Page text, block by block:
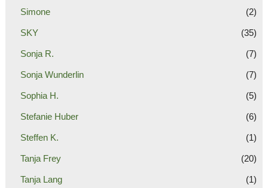
Simone (2)
SKY (35)
Sonja R. (7)
Sonja Wunderlin (7)
Sophia H. (5)
Stefanie Huber (6)
Steffen K. (1)
Tanja Frey (20)
Tanja Lang (1)